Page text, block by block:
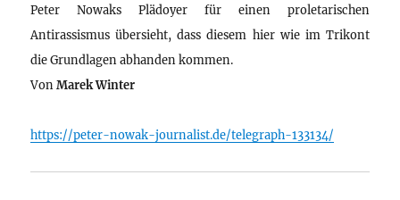
Peter Nowaks Plädoyer für einen proletarischen
Antirassismus übersieht, dass diesem hier wie im Trikont
die Grundlagen abhanden kommen.
VonMarek Winter
https://peter-nowak-journalist.de/telegraph-133134/